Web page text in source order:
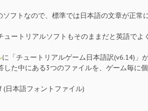
ソフトなので、標準では日本語の文章が正
ュートリアルソフトもそのままだと英語でよ
に「チュートリアルゲーム日本語訳(v6.14)」
した中にある3つのファイルを、ゲーム毎に
(日本語フォントファイル)